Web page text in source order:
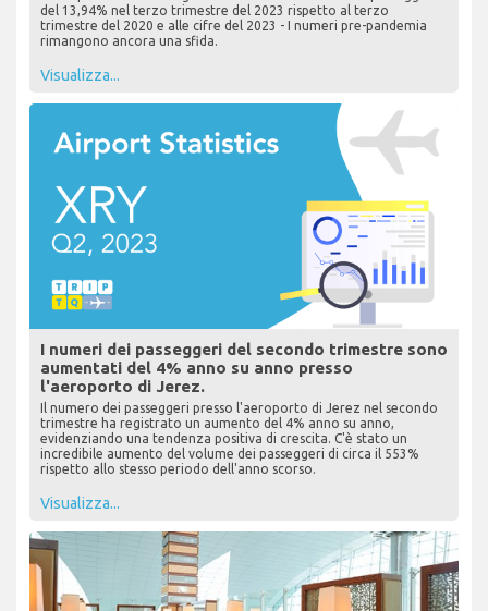
del 13,94% nel terzo trimestre del 2023 rispetto al terzo
trimestre del 2020 e alle cifre del 2023 - I numeri pre-pandemia
rimangono ancora una sfida.
Visualizza...
I numeri dei passeggeri del secondo trimestre sono
aumentati del 4% anno su anno presso
l'aeroporto di Jerez.
Il numero dei passeggeri presso l'aeroporto di Jerez nel secondo
trimestre ha registrato un aumento del 4% anno su anno,
evidenziando una tendenza positiva di crescita. C'è stato un
incredibile aumento del volume dei passeggeri di circa il 553%
rispetto allo stesso periodo dell'anno scorso.
Visualizza...